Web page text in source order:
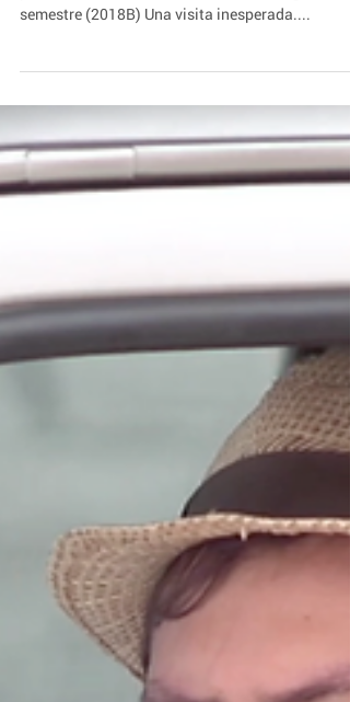
Te invitamos a ver el Corto de la Semana,